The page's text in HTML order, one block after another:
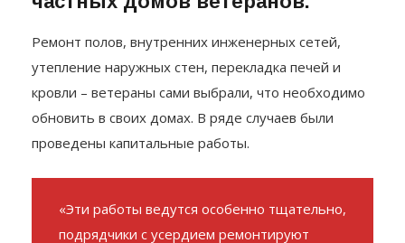
области отремонтировано 28
частных домов ветеранов.
Ремонт полов, внутренних инженерных сетей,
утепление наружных стен, перекладка печей и
кровли – ветераны сами выбрали, что необходимо
обновить в своих домах. В ряде случаев были
проведены капитальные работы.